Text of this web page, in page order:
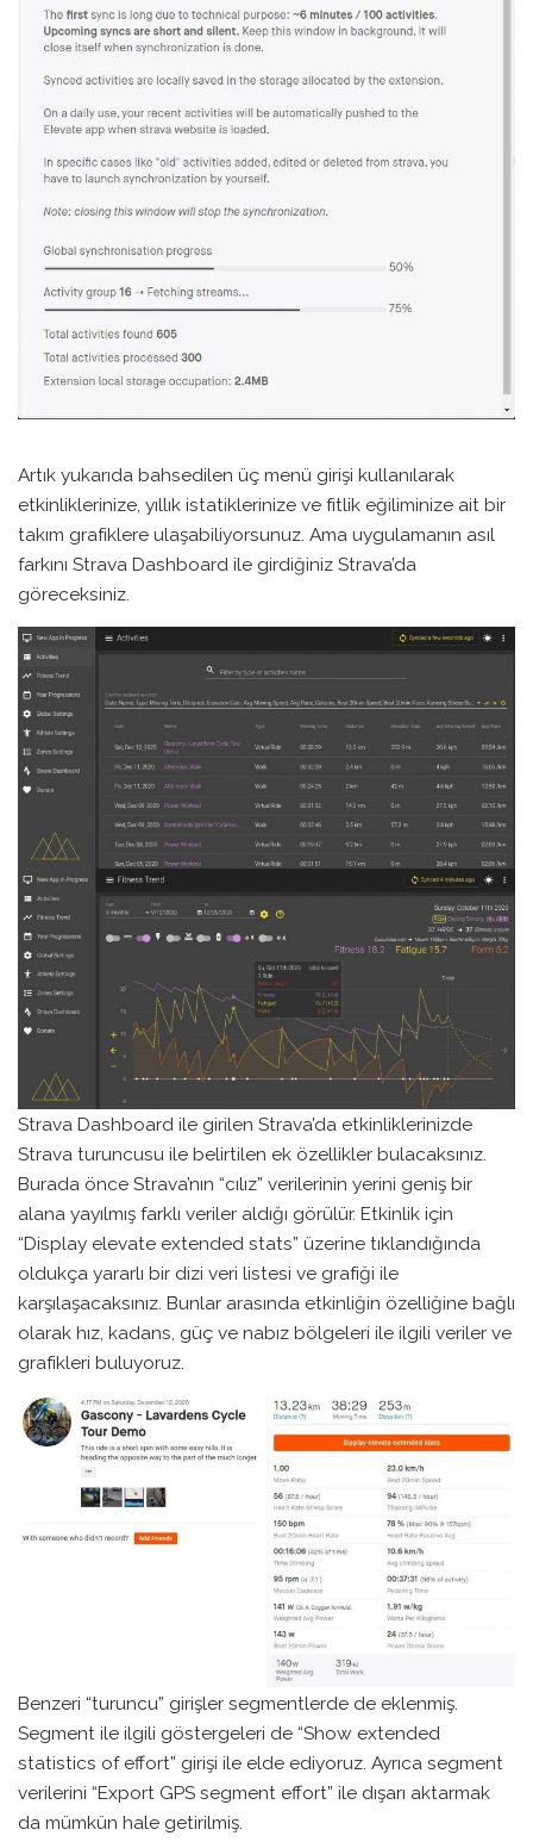
Artık yukarıda bahsedilen üç menü girişi kullanılarak
etkinliklerinize, yıllık istatiklerinize ve fitlik eğiliminize ait bir
takım grafiklere ulaşabiliyorsunuz. Ama uygulamanın asıl
farkını Strava Dashboard ile girdiğiniz Strava’da
göreceksiniz.
Strava Dashboard ile girilen Strava’da etkinliklerinizde
Strava turuncusu ile belirtilen ek özellikler bulacaksınız.
Burada önce Strava’nın “cılız” verilerinin yerini geniş bir
alana yayılmış farklı veriler aldığı görülür. Etkinlik için
“Display elevate extended stats” üzerine tıklandığında
oldukça yararlı bir dizi veri listesi ve grafiği ile
karşılaşacaksınız. Bunlar arasında etkinliğin özelliğine bağlı
olarak hız, kadans, güç ve nabız bölgeleri ile ilgili veriler ve
grafikleri buluyoruz.
Benzeri “turuncu” girişler segmentlerde de eklenmiş.
Segment ile ilgili göstergeleri de “Show extended
statistics of effort” girişi ile elde ediyoruz. Ayrıca segment
verilerini “Export GPS segment effort” ile dışarı aktarmak
da mümkün hale getirilmiş.